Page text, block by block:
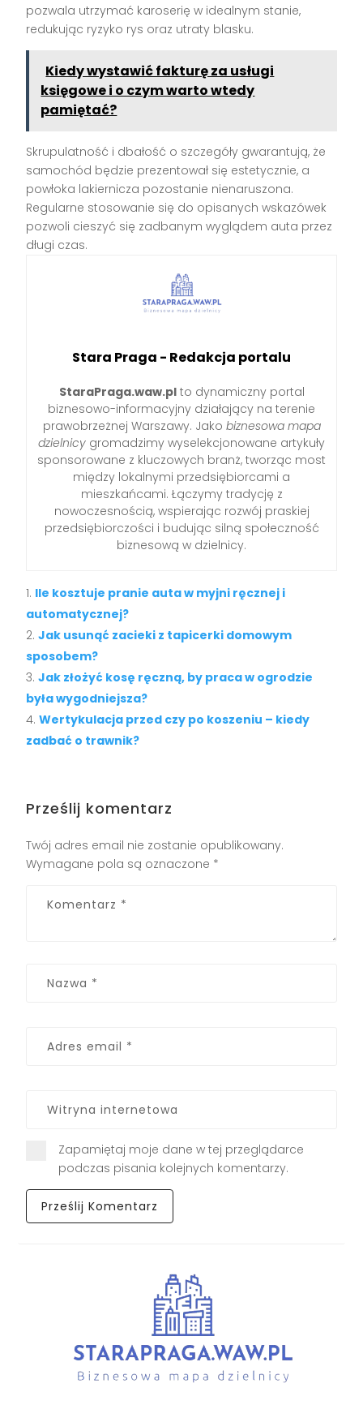
pozwala utrzymać karoserię w idealnym stanie,
redukując ryzyko rys oraz utraty blasku.
Kiedy wystawić fakturę za usługi
księgowe i o czym warto wtedy
pamiętać?
Skrupulatność i dbałość o szczegóły gwarantują, że
samochód będzie prezentował się estetycznie, a
powłoka lakiernicza pozostanie nienaruszona.
Regularne stosowanie się do opisanych wskazówek
pozwoli cieszyć się zadbanym wyglądem auta przez
długi czas.
Stara Praga - Redakcja portalu
StaraPraga.waw.plto dynamiczny portal
biznesowo-informacyjny działający na terenie
prawobrzeżnej Warszawy. Jako biznesowa mapa
dzielnicy gromadzimy wyselekcjonowane artykuły
sponsorowane z kluczowych branż, tworząc most
między lokalnymi przedsiębiorcami a
mieszkańcami. Łączymy tradycję z
nowoczesnością, wspierając rozwój praskiej
przedsiębiorczości i budując silną społeczność
biznesową w dzielnicy.
Ile kosztuje pranie auta w myjni ręcznej i
automatycznej?
Jak usunąć zacieki z tapicerki domowym
sposobem?
Jak złożyć kosę ręczną, by praca w ogrodzie
była wygodniejsza?
Wertykulacja przed czy po koszeniu – kiedy
zadbać o trawnik?
Prześlij komentarz
Twój adres email nie zostanie opublikowany.
Wymagane pola są oznaczone *
Zapamiętaj moje dane w tej przeglądarce
podczas pisania kolejnych komentarzy.